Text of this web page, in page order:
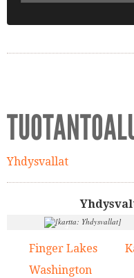
Yhdysvallat
3.
4.
Finger Lakes
Washington